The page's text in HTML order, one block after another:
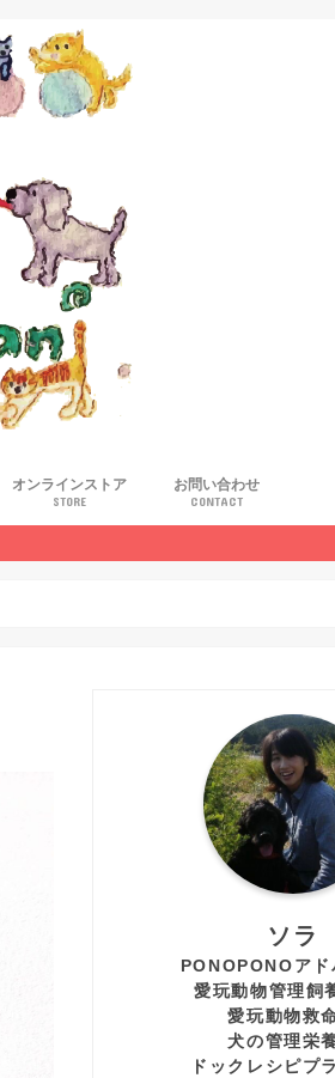
オンラインストア
STORE
お問い合わせ
CONTACT
ソラ
PONOPONOアド
愛玩動物管理飼
愛玩動物救
犬の管理栄
ドックレシピプ